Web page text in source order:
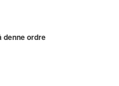
denne ordre